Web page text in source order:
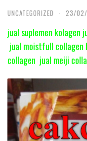
UNCATEGORIZED · 23/02/
jual suplemen kolagen
jual moistfull collagen
collagen jual meiji